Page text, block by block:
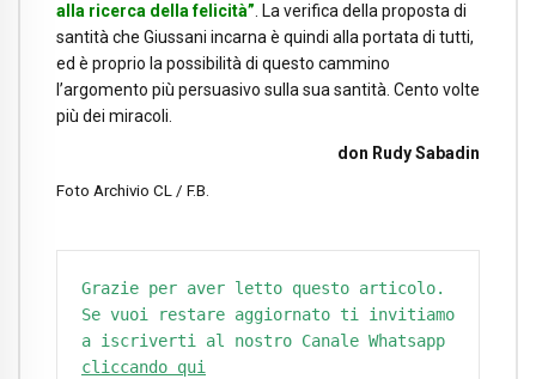
alla ricerca della felicità”. La verifica della proposta di
santità che Giussani incarna è quindi alla portata di tutti,
ed è proprio la possibilità di questo cammino
l’argomento più persuasivo sulla sua santità. Cento volte
più dei miracoli.
don Rudy Sabadin
Foto Archivio CL / F.B.
Grazie per aver letto questo articolo.
Se vuoi restare aggiornato ti invitiamo
cliccando qui